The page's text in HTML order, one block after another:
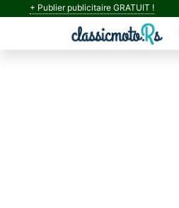
+ Publier publicitaire GRATUIT !